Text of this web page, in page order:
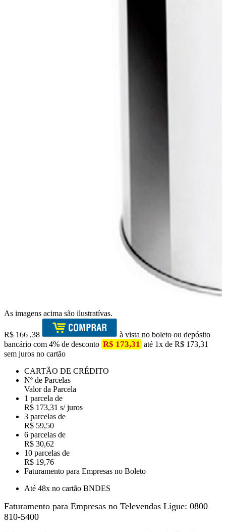
As imagens acima são ilustratívas.
R$ 166 ,38
à vista no boleto ou depósito
bancário com 4% de desconto R$ 173,31 até 1x de R$ 173,31
sem juros no cartão
CARTÃO DE CRÉDITO
Nº de Parcelas
Valor da Parcela
1 parcela de
R$ 173,31 s/ juros
3 parcelas de
R$ 59,50
6 parcelas de
R$ 30,62
10 parcelas de
R$ 19,76
Faturamento para Empresas no Boleto
Até 48x no cartão BNDES
Faturamento para Empresas no Televendas Ligue: 0800
810-5400